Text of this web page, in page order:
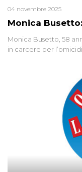
Monica
04 novembre 2025
Monica Busetto, 58
in carcere per
minuscola su una
2015 un’altra donna
colpevoli per un solo